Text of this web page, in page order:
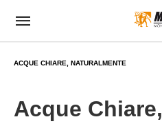
ACQUE CHIARE, NATURALMENTE
Acque Chiare,